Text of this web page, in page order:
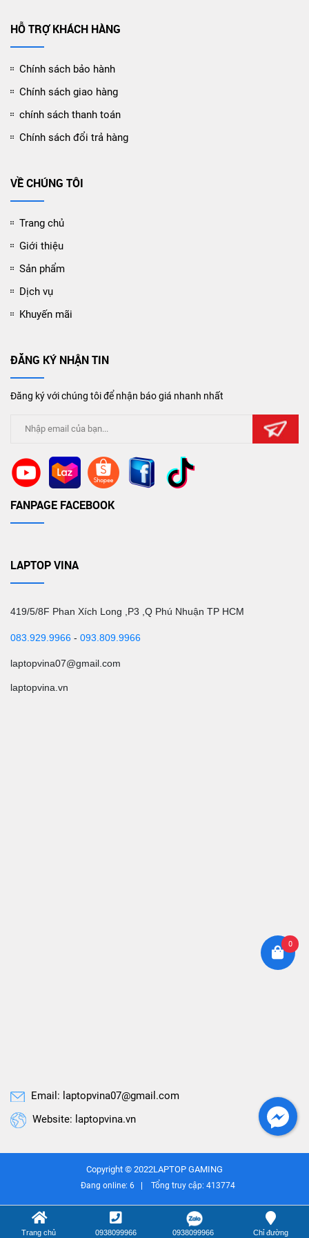
HỖ TRỢ KHÁCH HÀNG
Chính sách bảo hành
Chính sách giao hàng
chính sách thanh toán
Chính sách đổi trả hàng
VỀ CHÚNG TÔI
Trang chủ
Giới thiệu
Sản phẩm
Dịch vụ
Khuyến mãi
ĐĂNG KÝ NHẬN TIN
Đăng ký với chúng tôi để nhận báo giá nhanh nhất
FANPAGE FACEBOOK
LAPTOP VINA
419/5/8F Phan Xích Long ,P3 ,Q Phú Nhuận TP HCM
083.929.9966 - 093.809.9966
laptopvina07@gmail.com
laptopvina.vn
Email: laptopvina07@gmail.com
Website: laptopvina.vn
Copyright © 2022LAPTOP GAMING
Đang online: 6 Tổng truy cập: 413774
Trang chủ 0938099966 0938099966 Chỉ đường
0